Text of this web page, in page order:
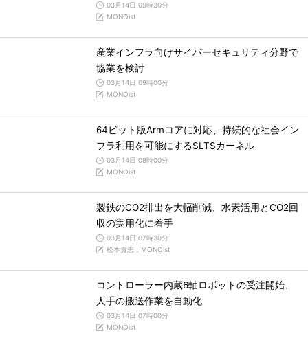
03月14日 09時30分
MONOist
産業インフラ向けサイバーセキュリティ分野で
協業を検討
03月14日 09時00分
MONOist
64ビット版Armコアに対応、持続的な社会イン
フラ利用を可能にするSLTSカーネル
03月14日 08時00分
MONOist
製鉄のCO2排出を大幅削減、水素活用とCO2回
収の実用化に着手
03月14日 07時30分
松本貴志，MONOist
コントローラー内蔵6軸ロボットの受注開始、
人手の搬送作業を自動化
03月14日 07時00分
MONOist